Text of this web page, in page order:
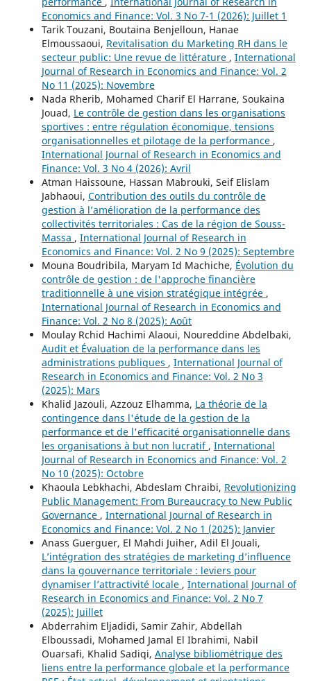
Economics and Finance: Vol. 3 No 7-1 (2026): Juillet 1
Tarik Touzani, Boutaina Benjelloun, Hanae
Elmoussaoui, Revitalisation du Marketing RH dans le
secteur public: Une revue de littérature , International
Journal of Research in Economics and Finance: Vol. 2
No 11 (2025): Novembre
Nada Rherib, Mohamed Charif El Harrane, Soukaina
Jouad, Le contrôle de gestion dans les organisations
sportives : entre régulation économique, tensions
organisationnelles et pilotage de la performance ,
International Journal of Research in Economics and
Finance: Vol. 3 No 4 (2026): Avril
Atman Haissoune, Hassan Mabrouki, Seif Elislam
Jabhaoui, Contribution des outils du contrôle de
gestion à l’amélioration de la performance des
collectivités territoriales : Cas de la région de Souss-
Massa , International Journal of Research in
Economics and Finance: Vol. 2 No 9 (2025): Septembre
Mouna Boudribila, Maryam Id Machiche, Évolution du
contrôle de gestion : de l'approche financière
traditionnelle à une vision stratégique intégrée ,
International Journal of Research in Economics and
Finance: Vol. 2 No 8 (2025): Août
Moulay Rchid Hachimi Alaoui, Noureddine Abdelbaki,
Audit et Évaluation de la performance dans les
administrations publiques , International Journal of
Research in Economics and Finance: Vol. 2 No 3
(2025): Mars
Khalid Jazouli, Azzouz Elhamma, La théorie de la
contingence dans l'étude de la gestion de la
performance et de l'efficacité organisationnelle dans
les organisations à but non lucratif , International
Journal of Research in Economics and Finance: Vol. 2
No 10 (2025): Octobre
Khaoula Lebkhachi, Abdeslam Chraibi, Revolutionizing
Public Management: From Bureaucracy to New Public
Governance , International Journal of Research in
Economics and Finance: Vol. 2 No 1 (2025): Janvier
Anass Guerguer, El Mahdi Juiher, Adil El Jouali,
L’intégration des stratégies de marketing d’influence
dans la gouvernance territoriale : leviers pour
dynamiser l’attractivité locale , International Journal of
Research in Economics and Finance: Vol. 2 No 7
(2025): Juillet
Abderrahim Eljadidi, Samir Zahir, Abdellah
Elboussadi, Mohamed Jamal El Ibrahimi, Nabil
Ouarsafi, Khalid Sadiqi, Analyse bibliométrique des
liens entre la performance globale et la performance